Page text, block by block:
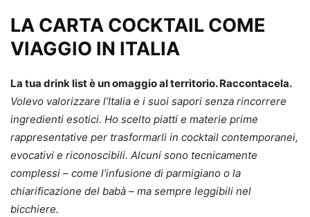
LA CARTA COCKTAIL COME
VIAGGIO IN ITALIA
La tua drink list è un omaggio al territorio. Raccontacela.
Volevo valorizzare l’Italia e i suoi sapori senza rincorrere
ingredienti esotici. Ho scelto piatti e materie prime
rappresentative per trasformarli in cocktail contemporanei,
evocativi e riconoscibili. Alcuni sono tecnicamente
complessi – come l’infusione di parmigiano o la
chiarificazione del babà – ma sempre leggibili nel
bicchiere.